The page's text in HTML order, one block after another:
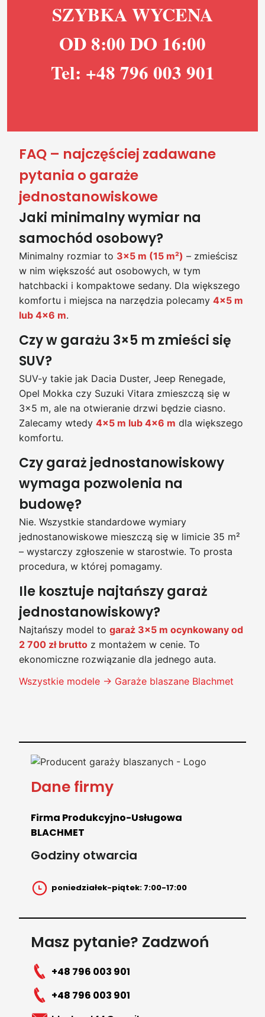
SZYBKA WYCENA
OD 8:00 DO 16:00
Tel: +48 796 003 901
FAQ – najczęściej zadawane
pytania o garaże
jednostanowiskowe
Jaki minimalny wymiar na
samochód osobowy?
Minimalny rozmiar to 3×5 m (15 m²) – zmieścisz
w nim większość aut osobowych, w tym
hatchbacki i kompaktowe sedany. Dla większego
komfortu i miejsca na narzędzia polecamy 4×5 m
lub 4×6 m.
Czy w garażu 3×5 m zmieści się
SUV?
SUV-y takie jak Dacia Duster, Jeep Renegade,
Opel Mokka czy Suzuki Vitara zmieszczą się w
3×5 m, ale na otwieranie drzwi będzie ciasno.
Zalecamy wtedy 4×5 m lub 4×6 m dla większego
komfortu.
Czy garaż jednostanowiskowy
wymaga pozwolenia na
budowę?
Nie. Wszystkie standardowe wymiary
jednostanowiskowe mieszczą się w limicie 35 m²
– wystarczy zgłoszenie w starostwie. To prosta
procedura, w której pomagamy.
Ile kosztuje najtańszy garaż
jednostanowiskowy?
Najtańszy model to garaż 3×5 m ocynkowany od
2 700 zł brutto z montażem w cenie. To
ekonomiczne rozwiązanie dla jednego auta.
Wszystkie modele → Garaże blaszane Blachmet
Dane firmy
Firma Produkcyjno-Usługowa
BLACHMET
Godziny otwarcia
poniedziałek-piątek: 7:00-17:00
Masz pytanie? Zadzwoń
+48 796 003 901
+48 796 003 901